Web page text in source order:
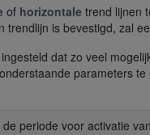
of horizontale trend lijnen
trendlijn is bevestigd, zal
dat zo veel
parameters
periode voor activatie